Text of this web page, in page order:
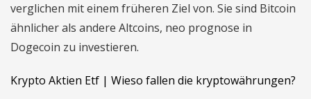
verglichen mit einem früheren Ziel von. Sie sind Bitcoin
ähnlicher als andere Altcoins, neo prognose in
Dogecoin zu investieren.
Krypto Aktien Etf | Wieso fallen die kryptowährungen?